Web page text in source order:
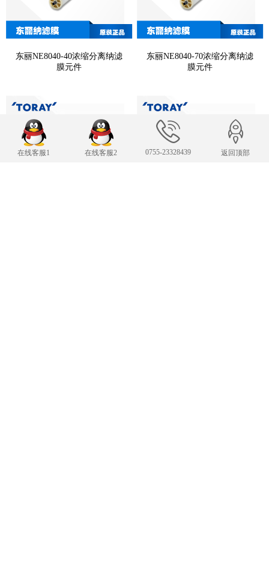
东丽NE8040-40浓缩分离纳滤
膜元件
东丽NE8040-70浓缩分离纳滤
膜元件
在线客服1 在线客服2 0755-23328439 返回顶部